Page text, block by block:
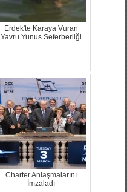
Erdek'te Karaya Vuran
Yavru Yunus Seferberliği
Charter Anlaşmalarını
İmzaladı